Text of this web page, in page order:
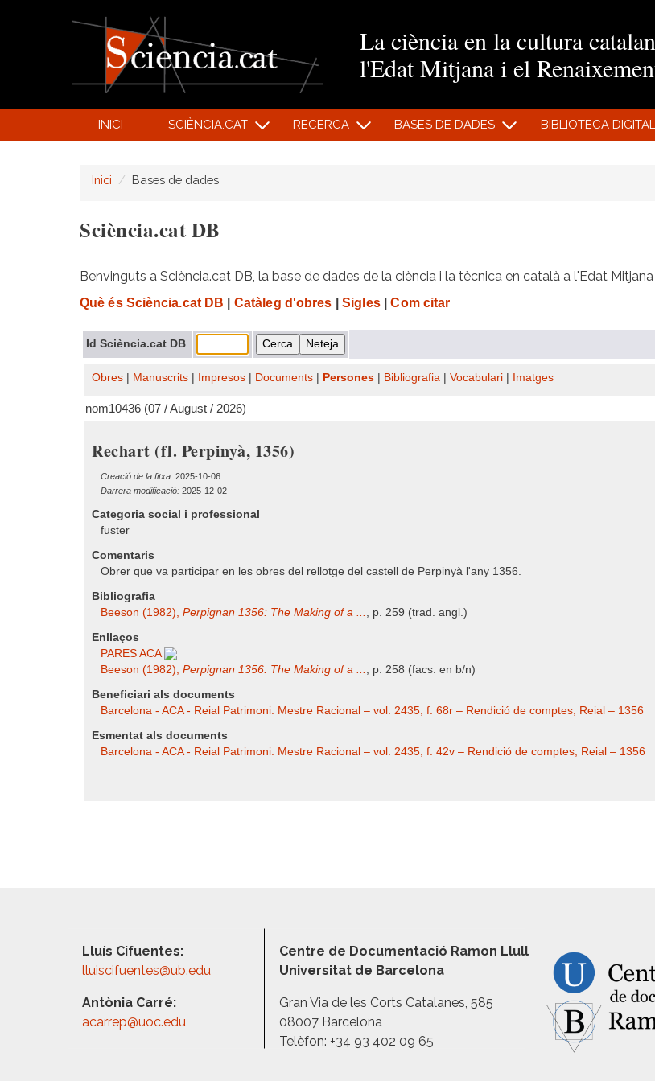
La ciència en la cultura
l'Edat Mitjana i el
INICI SCIÈNCIA.CAT RECERCA BASES DE DADES BIBLIOTECA DIGITAL
Inici Bases de dades
Sciència.cat DB
Benvinguts a Sciència.cat DB, la base de dades de la ciència i la tècnica en català a l'Edat
Què és Sciència.cat DB Catàleg d'obres Sigles| Com citar
Id Sciència.cat DB
Obres Manuscrits Impresos Documents Persones Bibliografia Vocabulari Imatges
nom10436 (07 / August / 2026)
Rechart (fl. Perpinyà, 1356)
Creació de la fitxa: 2025-10-06
Darrera modificació: 2025-12-02
Categoria social i professional
fuster
Comentaris
Obrer que va participar en les obres del rellotge del castell de Perpinyà l'any 1356.
Bibliografia
Beeson (1982), Perpignan 1356: The Making of a ... , p. 259 (trad. angl.)
Enllaços
PARES ACA
Beeson (1982), Perpignan 1356: The Making of a ... , p. 258 (facs. en b/n)
Beneficiari als documents
Barcelona - ACA - Reial Patrimoni: Mestre Racional – vol. 2435, f. 68r – Rendició de comptes, Reial – 1356
Esmentat als documents
Barcelona - ACA - Reial Patrimoni: Mestre Racional – vol. 2435, f. 42v – Rendició de comptes, Reial – 1356
Lluís Cifuentes:
lluiscifuentes@ub.edu
Antònia Carré:
acarrep@uoc.edu
Centre de Documentació Ramon Llull
Universitat de Barcelona
Gran Via de les Corts Catalanes, 585
08007 Barcelona
Telèfon: +34 93 402 09 65